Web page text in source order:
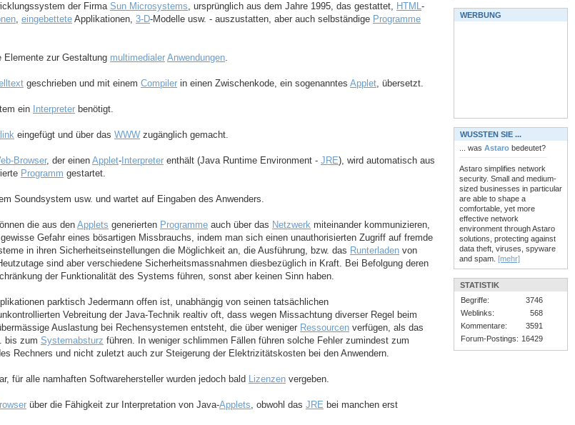
der FirmaSun Microsystems, ursprünglich aus dem Jahre 1995, das gestattet, HTML-
, eingebettete Applikationen, 3-D-Modelle usw. - auszustatten, aber auch selbständige Programme
Elemente zur Gestaltung multimedialer Anwendungen.
geschrieben und mit einem Compiler in einen Zwischenkode, ein sogenanntes Applet, übersetzt.
ein Interpreter benötigt.
eingefügt und über das WWW zugänglich gemacht.
Browser, der einen Applet- Interpreter enthält (Java Runtime Environment - JRE), wird automatisch aus
Programm gestartet.
Soundsystem usw. und wartet auf Eingaben des Anwenders.
die aus denApplets generierten Programme auch über das Netzwerk miteinander kommunizieren,
Gefahr eines bösartigen Missbrauchs, indem man sich einen unauthorisierten Zugriff auf fremde
in ihren Sicherheitseinstellungen die Möglichkeit an, die Ausführung, bzw. das Runterladen von
sind aber verschiedene Sicherheitsmassnahmen diesbezüglich in Kraft. Bei Befolgung deren
der Funktionalität des Systems führen, sonst aber keinen Sinn haben.
parktisch Jedermann offen ist, unabhängig von seinen tatsächlichen
Vebreitung der Java-Technik realtiv oft, dass wegen Missachtung diverser Regel beim
Auslastung bei Rechensystemen entsteht, die über weniger Ressourcen verfügen, als das
bis zum Systemabsturz führen. In weniger schlimmen Fällen führen solche Fehler zumindest zum
Rechners und nicht zuletzt auch zur Steigerung der Elektrizitätskosten bei den Anwendern.
für alle namhaften Softwarehersteller wurden jedoch bald Lizenzen vergeben.
über die Fähigkeit zur Interpretation von Java-Applets, obwohl das JRE bei manchen erst
WERBUNG
WUSSTEN SIE ...
... was Astaro bedeutet?
Astaro simplifies network
security. Small and medium-
sized businesses in particular
are able to shape a
comfortable, yet more
effective network
environment through Astaro
solutions, protecting against
data theft, viruses, spyware
and spam. [mehr]
STATISTIK
Begriffe:
3746
Weblinks:
568
Kommentare:
3591
Forum-Postings: 16429